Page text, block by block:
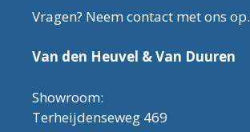
Vragen? Neem contact met ons op.
Van den Heuvel & Van Duuren
Showroom:
Terheijdenseweg 469